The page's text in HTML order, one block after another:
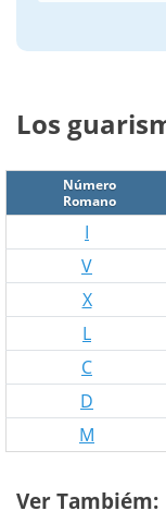
Los
Número
Romano
I
V
X
L
C
D
M
Ver Tambiém: